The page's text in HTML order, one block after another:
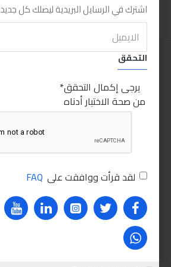
اشترك في الرسايل البريدية ليصلك كل جديد
التحقق
يرجى إكمال التحقق
من صحة الاختبار أدناه
لقد قرأت ووافقت على FAQ